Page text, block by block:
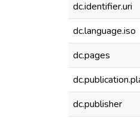
dc.identifier.uri
dc.language.iso
dc.pages
dc.publisher